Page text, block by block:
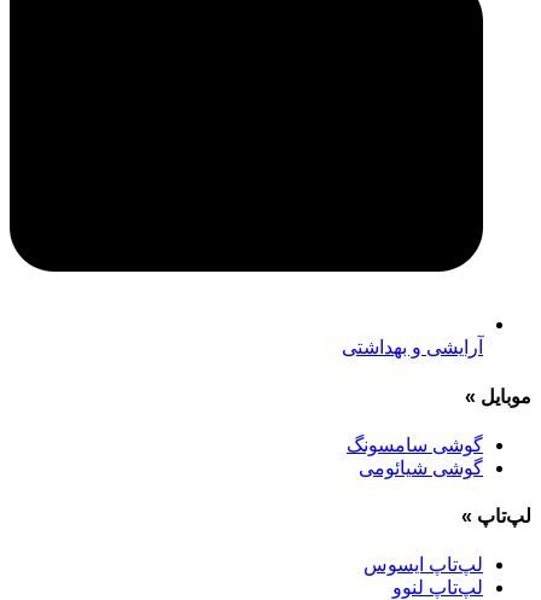
آرایشی و بهداشتی
موبایل »
گوشی سامسونگ
گوشی شیائومی
لپ‌تاپ »
لپ‌تاپ ایسوس
لپ‌تاپ لنوو